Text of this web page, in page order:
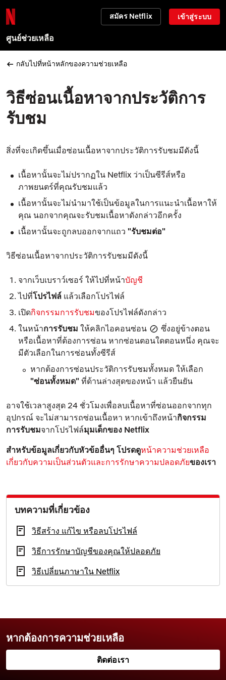
สมัคร Netflix เข้าสู่ระบบ
ศูนย์ช่วยเหลือ
กลับไปที่หน้าหลักของความช่วยเหลือ
วิธีซ่อนเนื้อหาจากประวัติการ
รับชม
สิ่งที่จะเกิดขึ้นเมื่อซ่อนเนื้อหาจากประวัติการรับชมมีดังนี้
เนื้อหานั้นจะไม่ปรากฏใน Netflix ว่าเป็นซีรีส์หรือ
ภาพยนตร์ที่คุณรับชมแล้ว
เนื้อหานั้นจะไม่นำมาใช้เป็นข้อมูลในการแนะนำเนื้อหาให้
คุณ นอกจากคุณจะรับชมเนื้อหาดังกล่าวอีกครั้ง
เนื้อหานั้นจะถูกลบออกจากแถว "รับชมต่อ"
วิธีซ่อนเนื้อหาจากประวัติการรับชมมีดังนี้
จากเว็บเบราว์เซอร์ ให้ไปที่หน้าบัญชี
ไปที่โปรไฟล์ แล้วเลือกโปรไฟล์
เปิดกิจกรรมการรับชมของโปรไฟล์ดังกล่าว
ในหน้าการรับชม ให้คลิกไอคอนซ่อน
ซึ่งอยู่ข้างตอน
หรือเนื้อหาที่ต้องการซ่อน หากซ่อนตอนใดตอนหนึ่ง คุณจะ
มีตัวเลือกในการซ่อนทั้งซีรีส์
หากต้องการซ่อนประวัติการรับชมทั้งหมด ให้เลือก
"ซ่อนทั้งหมด" ที่ด้านล่างสุดของหน้า แล้วยืนยัน
อาจใช้เวลาสูงสุด 24 ชั่วโมงเพื่อลบเนื้อหาที่ซ่อนออกจากทุก
อุปกรณ์ จะไม่สามารถซ่อนเนื้อหา หากเข้าถึงหน้ากิจกรรม
การรับชมจากโปรไฟล์มุมเด็กของ Netflix
สำหรับข้อมูลเกี่ยวกับหัวข้ออื่นๆ โปรดดูหน้าความช่วยเหลือ
เกี่ยวกับความเป็นส่วนตัวและการรักษาความปลอดภัยของเรา
บทความที่เกี่ยวข้อง
วิธีสร้าง แก้ไข หรือลบโปรไฟล์
วิธีการรักษาบัญชีของคุณให้ปลอดภัย
วิธีเปลี่ยนภาษาใน Netflix
หากต้องการความช่วยเหลือ
ติดต่อเรา